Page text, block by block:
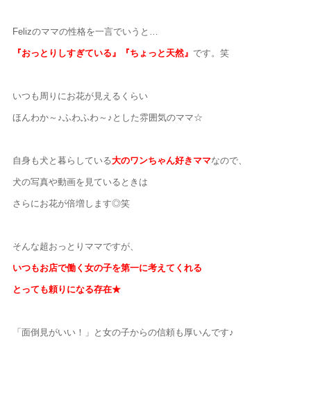
Felizのママの性格を一言でいうと…
『おっとりしすぎている』『ちょっと天然』 です。笑
いつも周りにお花が見えるくらい
ほんわか～♪ふわふわ～♪とした雰囲気のママ☆
自身も犬と暮らしている大のワンちゃん好きママなので、
犬の写真や動画を見ているときは
さらにお花が倍増します◎笑
そんな超おっとりママですが、
いつもお店で働く女の子を第一に考えてくれる
とっても頼りになる存在★
「面倒見がいい！」と 女の子からの信頼も厚いんです♪